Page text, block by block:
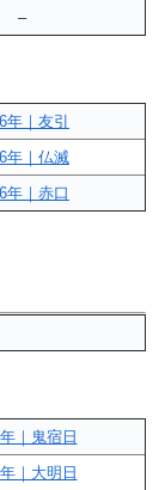
–
年｜友引
年｜仏滅
年｜赤口
｜鬼宿日
｜大明日